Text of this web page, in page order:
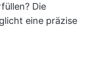
Die
eine präzise